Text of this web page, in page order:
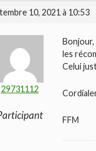
10, 2021 à 10:53
29731112
Bonjour,
les
Celui
FFM